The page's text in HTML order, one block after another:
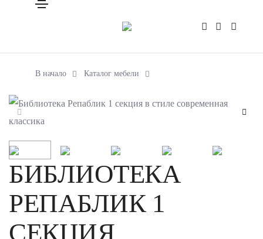
В начало Каталог мебели
БИБЛИОТЕКА
РЕПАБЛИК 1
СЕКЦИЯ